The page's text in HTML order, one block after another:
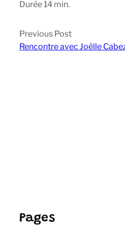
Durée 14 min.
Previous Post
Rencontre avec Joëlle
Pages